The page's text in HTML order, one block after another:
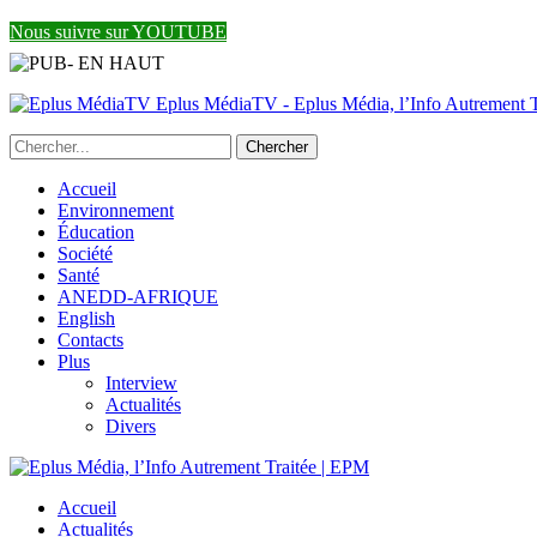
Nous suivre sur YOUTUBE
Eplus MédiaTV - Eplus Média, l’Info Autrement
Accueil
Environnement
Éducation
Société
Santé
ANEDD-AFRIQUE
English
Contacts
Plus
Interview
Actualités
Divers
Accueil
Actualités